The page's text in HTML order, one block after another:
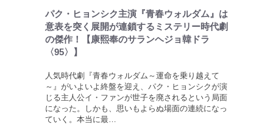
パク・ヒョンシク主演『青春ウォルダム』は
意表を突く展開が連鎖するミステリー時代劇
の傑作！【康熙奉のサランヘジョ韓ドラ
〈95〉】
人気時代劇『青春ウォルダム～運命を乗り越えて
～』がいよいよ終盤を迎え、パク・ヒョンシクが演
じる主人公イ・ファンが世子を廃されるという局面
になった。しかも、思いもよらぬ場面の連続になっ
ていく。本当に最…